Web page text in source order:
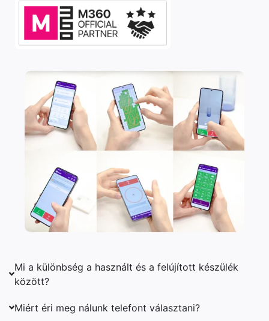
Mi a különbség a használt és a felújított készülék
között?
Miért éri meg nálunk telefont választani?